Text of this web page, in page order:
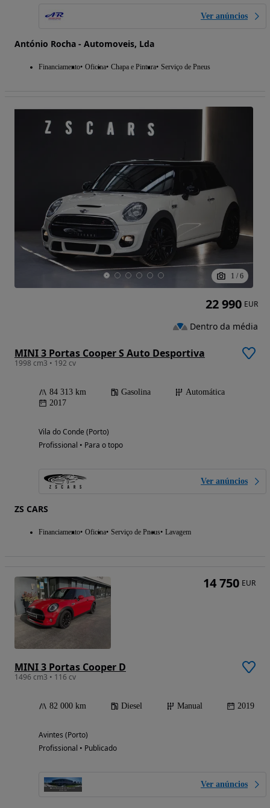
Ver anúncios
António Rocha - Automoveis, Lda
Financiamento Oficina Chapa e Pintura Serviço de Pneus
1 / 6
MINI 3 Portas Cooper S Auto Desportiva
1998 cm3 • 192 cv
84 313 km Gasolina
Automática
2017
Vila do Conde (Porto)
Profissional • Para o topo
Ver anúncios
ZS CARS
Financiamento Oficina Serviço de Pneus Lavagem
22 990 EUR
Dentro da média
MINI 3 Portas Cooper D
1496 cm3 • 116 cv
82 000 km Diesel Manual 2019
Avintes (Porto)
Profissional • Publicado
Ver anúncios
14 750 EUR